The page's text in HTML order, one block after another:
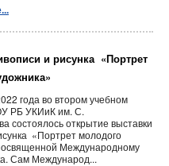
и рисунка «Портрет
года во втором учебном
РБ УКИиК им. С.
состоялось открытие выставки
«Портрет молодого
Международному
Сам Международ...